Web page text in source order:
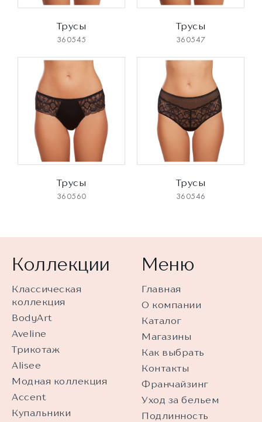
Трусы
360545
Трусы
360547
Трусы
360560
Трусы
360546
Коллекции
Классическая
коллекция
BodyArt
Aveline
Трикотаж
Alisee
Модная коллекция
Accent
Купальники
Меню
Главная
О компании
Каталог
Магазины
Как выбрать
Контакты
Франчайзинг
Уход за бельем
Подлинность